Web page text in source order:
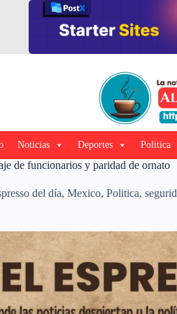
Noticias Deportes Politica
de funcionarios y paridad de ornato
del día, Mexico, Politica,